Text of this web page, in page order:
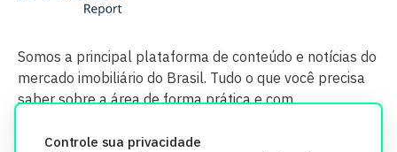
Controle sua privacidade
Somos a principal plataforma de conteúdo e notícias do
mercado imobiliário do Brasil. Tudo o que você precisa
saber sobre a área de forma prática e com